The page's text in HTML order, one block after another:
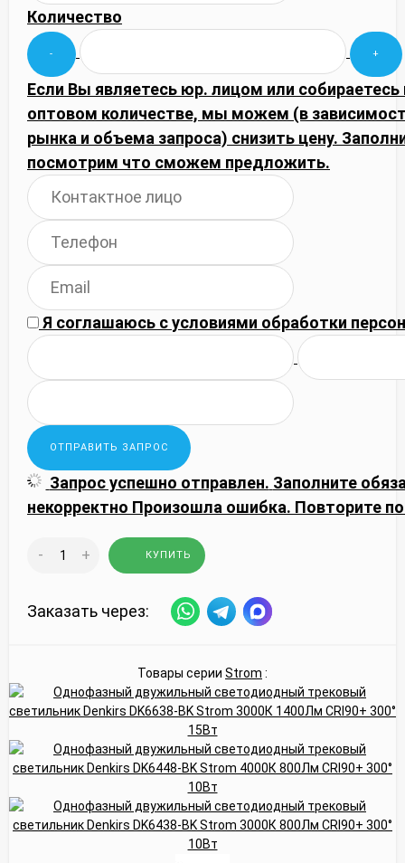
Количество
Если Вы являетесь юр. лицом или собираетесь
оптовом количестве, мы можем (в
рынка и объема запроса) снизить цену.
посмотрим что сможем предложить.
Я соглашаюсь сусловиями обработки
Запрос успешно отправлен. Заполните
некорректно Произошла ошибка. Повторите
- + КУПИТЬ
Заказать через:
Товары серии Strom :